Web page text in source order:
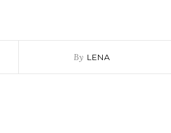
By LENA